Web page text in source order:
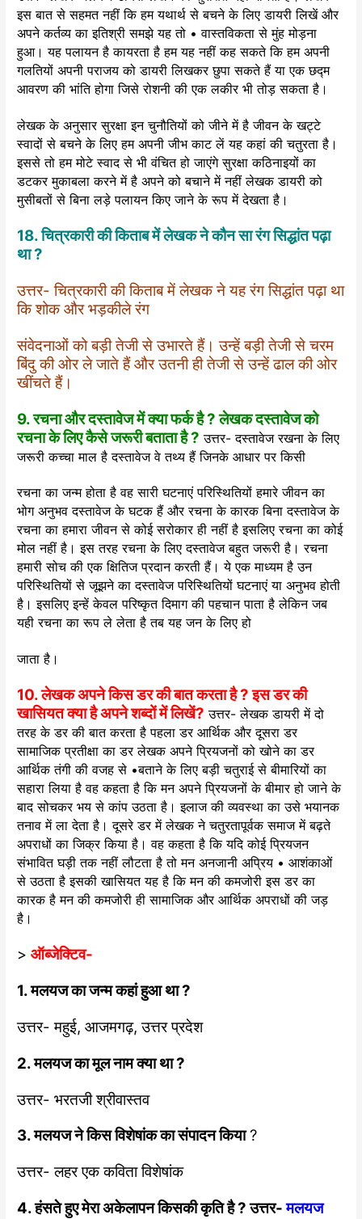
इस बात से सहमत नहीं कि हम यथार्थ से बचने के लिए डायरी लिखें और
अपने कर्तव्य का इतिश्री समझे यह तो • वास्तविकता से मुंह मोड़ना
हुआ। यह पलायन है कायरता है हम यह नहीं कह सकते कि हम अपनी
गलतियों अपनी पराजय को डायरी लिखकर छुपा सकते हैं या एक छद्म
आवरण की भांति होगा जिसे रोशनी की एक लकीर भी तोड़ सकता है।
लेखक के अनुसार सुरक्षा इन चुनौतियों को जीने में है जीवन के खट्टे
स्वादों से बचने के लिए हम अपनी जीभ काट लें यह कहां की चतुरता है।
इससे तो हम मोटे स्वाद से भी वंचित हो जाएंगे सुरक्षा कठिनाइयों का
डटकर मुकाबला करने में है अपने को बचाने में नहीं लेखक डायरी को
मुसीबतों से बिना लड़े पलायन किए जाने के रूप में देखता है।
18. चित्रकारी की किताब में लेखक ने कौन सा रंग सिद्धांत पढ़ा
था ?
उत्तर- चित्रकारी की किताब में लेखक ने यह रंग सिद्धांत पढ़ा था
कि शोक और भड़कीले रंग
संवेदनाओं को बड़ी तेजी से उभारते हैं। उन्हें बड़ी तेजी से चरम
बिंदु की ओर ले जाते हैं और उतनी ही तेजी से उन्हें ढाल की ओर
खींचते हैं।
9. रचना और दस्तावेज में क्या फर्क है ? लेखक दस्तावेज को
रचना के लिए कैसे जरूरी बताता है ? उत्तर- दस्तावेज रखना के लिए
जरूरी कच्चा माल है दस्तावेज वे तथ्य हैं जिनके आधार पर किसी
रचना का जन्म होता है वह सारी घटनाएं परिस्थितियों हमारे जीवन का
भोग अनुभव दस्तावेज के घटक हैं और रचना के कारक बिना दस्तावेज के
रचना का हमारा जीवन से कोई सरोकार ही नहीं है इसलिए रचना का कोई
मोल नहीं है। इस तरह रचना के लिए दस्तावेज बहुत जरूरी है। रचना
हमारी सोच की एक क्षितिज प्रदान करती हैं। ये एक माध्यम है उन
परिस्थितियों से जूझने का दस्तावेज परिस्थितियों घटनाएं या अनुभव होती
है। इसलिए इन्हें केवल परिष्कृत दिमाग की पहचान पाता है लेकिन जब
यही रचना का रूप ले लेता है तब यह जन के लिए हो
जाता है।
10. लेखक अपने किस डर की बात करता है ? इस डर की
खासियत क्या है अपने शब्दों में लिखें? उत्तर- लेखक डायरी में दो
तरह के डर की बात करता है पहला डर आर्थिक और दूसरा डर
सामाजिक प्रतीक्षा का डर लेखक अपने प्रियजनों को खोने का डर
आर्थिक तंगी की वजह से •बताने के लिए बड़ी चतुराई से बीमारियों का
सहारा लिया है वह कहता है कि मन अपने प्रियजनों के बीमार हो जाने के
बाद सोचकर भय से कांप उठता है। इलाज की व्यवस्था का उसे भयानक
तनाव में ला देता है। दूसरे डर में लेखक ने चतुरतापूर्वक समाज में बढ़ते
अपराधों का जिक्र किया है। वह कहता है कि यदि कोई प्रियजन
संभावित घड़ी तक नहीं लौटता है तो मन अनजानी अप्रिय • आशंकाओं
से उठता है इसकी खासियत यह है कि मन की कमजोरी इस डर का
कारक है मन की कमजोरी ही सामाजिक और आर्थिक अपराधों की जड़
है।
>ऑब्जेक्टिव-
1. मलयज का जन्म कहां हुआ था ?
उत्तर- महुई, आजमगढ़, उत्तर प्रदेश
2. मलयज का मूल नाम क्या था ?
उत्तर- भरतजी श्रीवास्तव
3. मलयज ने किस विशेषांक का संपादन किया?
उत्तर- लहर एक कविता विशेषांक
4. हंसते हुए मेरा अकेलापन किसकी कृति है ? उत्तर-मलयज